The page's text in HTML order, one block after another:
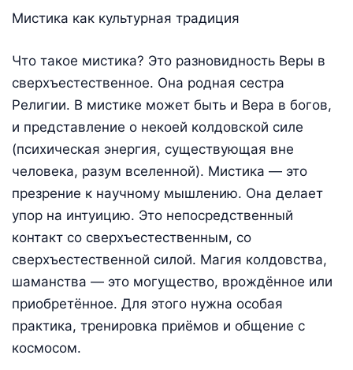
Мистика как культурная традиция
Что такое мистика? Это разновидность Веры в
сверхъестественное. Она родная сестра
Религии. В мистике может быть и Вера в богов,
и представление о некоей колдовской силе
(психическая энергия, существующая вне
человека, разум вселенной). Мистика — это
презрение к научному мышлению. Она делает
упор на интуицию. Это непосредственный
контакт со сверхъестественным, со
сверхъестественной силой. Магия колдовства,
шаманства — это могущество, врождённое или
приобретённое. Для этого нужна особая
практика, тренировка приёмов и общение с
космосом.